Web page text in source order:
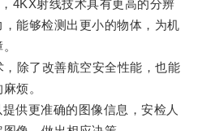
射线技术具有更高的分辨
能够检测出更小的物体，为机
除了改善航空安全性能，也能
烦。
更准确的图像信息，安检人